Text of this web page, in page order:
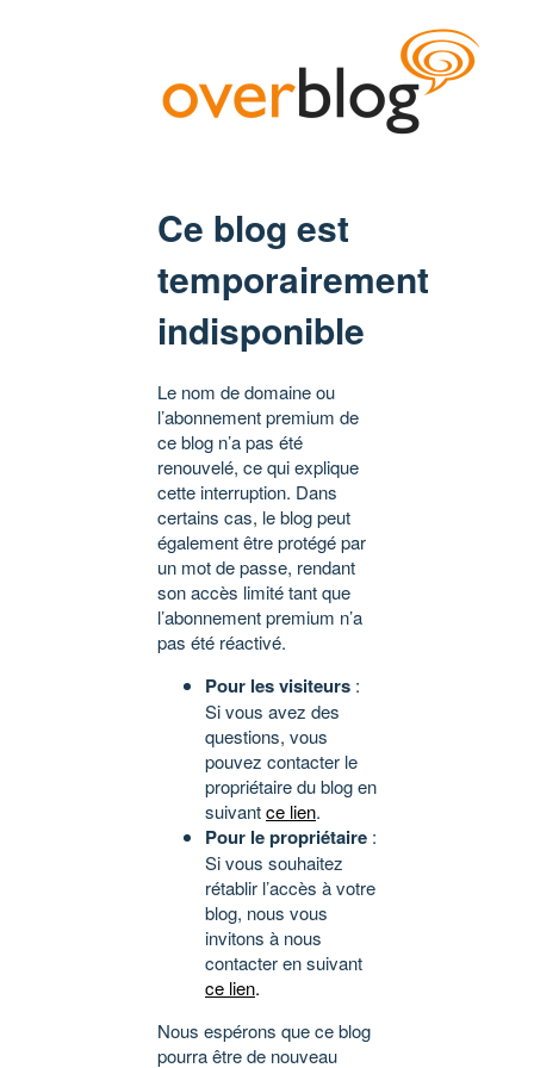
Ce blog est
temporairement
indisponible
Le nom de domaine ou
l’abonnement premium de
ce blog n’a pas été
renouvelé, ce qui explique
cette interruption. Dans
certains cas, le blog peut
également être protégé par
un mot de passe, rendant
son accès limité tant que
l’abonnement premium n’a
pas été réactivé.
Pour les visiteurs :
Si vous avez des
questions, vous
pouvez contacter le
propriétaire du blog en
suivantce lien.
Pour le propriétaire :
Si vous souhaitez
rétablir l’accès à votre
blog, nous vous
invitons à nous
contacter en suivant
ce lien.
Nous espérons que ce blog
pourra être de nouveau